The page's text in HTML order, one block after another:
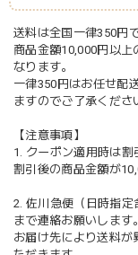
送料は全国一律350円で
商品金額10,000円以
なります。
一律350円はお任せ配
ますのでご了承くださ
【注意事項】
1. クーポン適用時は割
割引後の商品金額が
2. 佐川急便（日時指定
まで連絡お願いします。
お届け先により送料が